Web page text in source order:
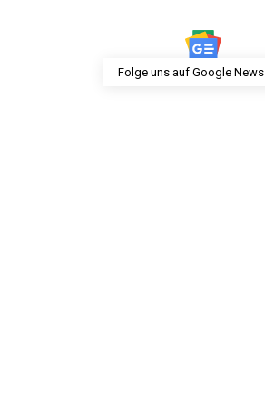
Folge uns auf Google News